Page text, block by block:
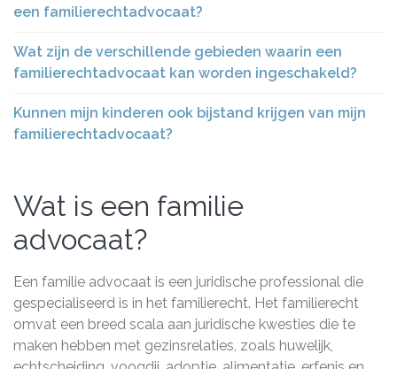
een familierechtadvocaat?
Wat zijn de verschillende gebieden waarin een
familierechtadvocaat kan worden ingeschakeld?
Kunnen mijn kinderen ook bijstand krijgen van mijn
familierechtadvocaat?
Wat is een familie
advocaat?
Een familie advocaat is een juridische professional die
gespecialiseerd is in het familierecht. Het familierecht
omvat een breed scala aan juridische kwesties die te
maken hebben met gezinsrelaties, zoals huwelijk,